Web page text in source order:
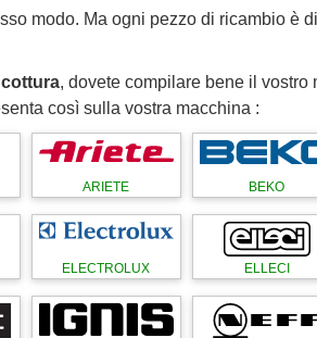
modo. Ma ogni pezzo di ricambio è
, dovete compilare bene il
così sulla vostra macchina :
ARIETE BEKO
ELECTROLUX ELLECI